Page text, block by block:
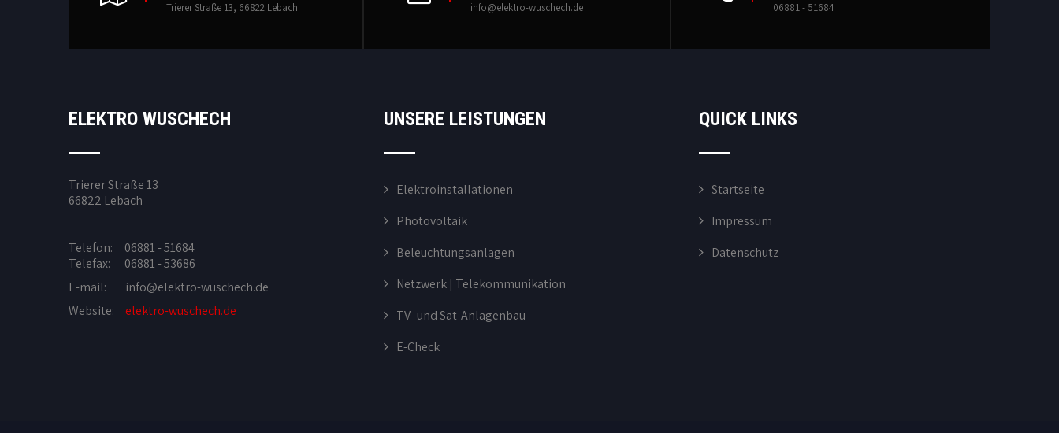
Trierer Straße 13, 66822 Lebach info@elektro-wuschech.de 06881 - 51684
ELEKTRO WUSCHECH
Trierer Straße 13
66822 Lebach
Telefon: 06881 - 51684
Telefax: 06881 - 53686
E-mail:
info@elektro-wuschech.de
Website:
elektro-wuschech.de
UNSERE LEISTUNGEN
Elektroinstallationen
Photovoltaik
Beleuchtungsanlagen
Netzwerk | Telekommunikation
TV- und Sat-Anlagenbau
E-Check
QUICK LINKS
Startseite
Impressum
Datenschutz